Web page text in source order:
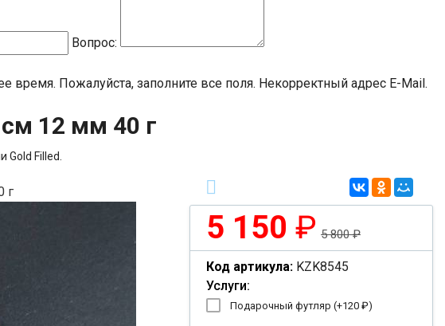
Вопрос:
время. Пожалуйста, заполните все поля. Некорректный адрес E-Mail.
12 мм 40 г
Filled.
5 150 ₽ 5 800₽
Код артикула: KZK8545
Услуги:
Подарочный футляр (+120 ₽)